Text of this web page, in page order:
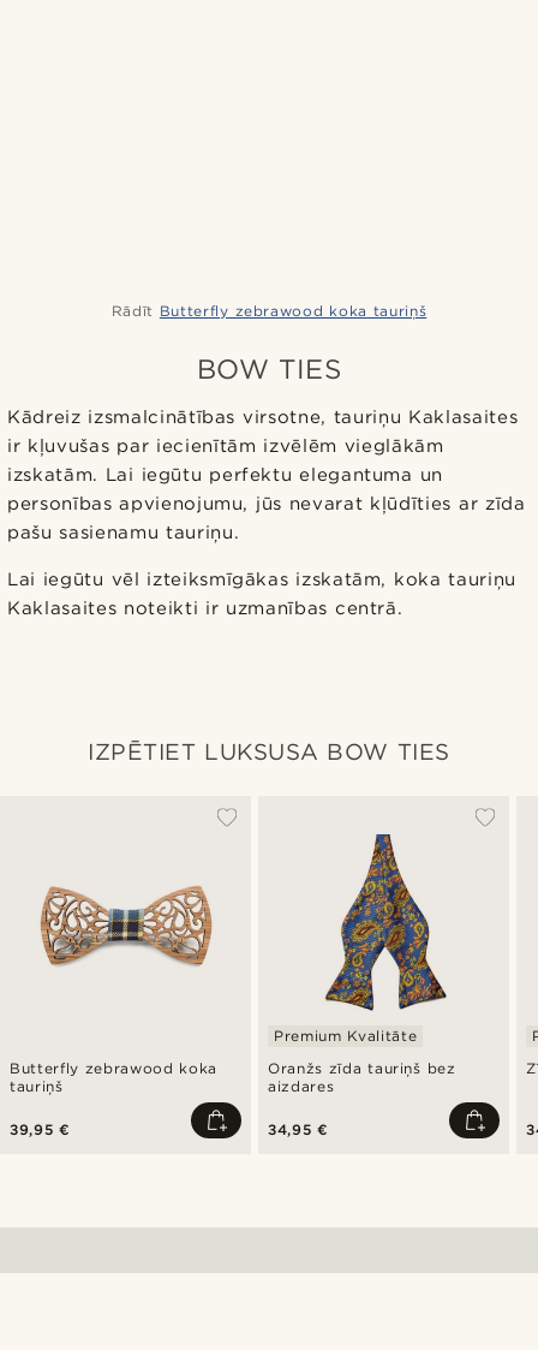
Rādīt Butterfly zebrawood koka tauriņš
BOW TIES
Kādreiz izsmalcinātības virsotne, tauriņu Kaklasaites
ir kļuvušas par iecienītām izvēlēm vieglākām
izskatām. Lai iegūtu perfektu elegantuma un
personības apvienojumu, jūs nevarat kļūdīties ar zīda
pašu sasienamu tauriņu.
Lai iegūtu vēl izteiksmīgākas izskatām, koka tauriņu
Kaklasaites noteikti ir uzmanības centrā.
IZPĒTIET LUKSUSA BOW TIES
Butterfly zebrawood koka
tauriņš
39,95 €
Oranžs zīda tauriņš bez
aizdares
Premium Kvalitāte
34,95 €